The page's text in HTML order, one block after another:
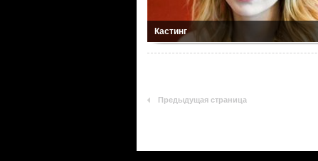
Кастинг
Предыдущая страница